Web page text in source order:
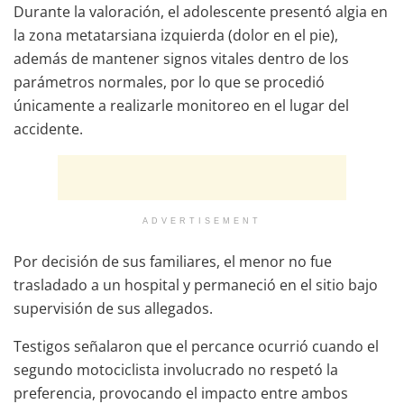
Durante la valoración, el adolescente presentó algia en
la zona metatarsiana izquierda (dolor en el pie),
además de mantener signos vitales dentro de los
parámetros normales, por lo que se procedió
únicamente a realizarle monitoreo en el lugar del
accidente.
ADVERTISEMENT
Por decisión de sus familiares, el menor no fue
trasladado a un hospital y permaneció en el sitio bajo
supervisión de sus allegados.
Testigos señalaron que el percance ocurrió cuando el
segundo motociclista involucrado no respetó la
preferencia, provocando el impacto entre ambos